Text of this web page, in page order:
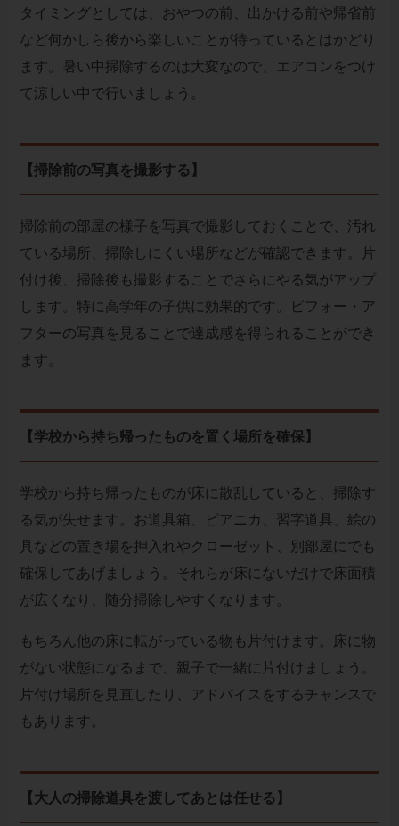
タイミングとしては、おやつの前、出かける前や帰省前
など何かしら後から楽しいことが待っているとはかどり
ます。暑い中掃除するのは大変なので、エアコンをつけ
て涼しい中で行いましょう。
【掃除前の写真を撮影する】
掃除前の部屋の様子を写真で撮影しておくことで、汚れ
ている場所、掃除しにくい場所などが確認できます。片
付け後、掃除後も撮影することでさらにやる気がアップ
します。特に高学年の子供に効果的です。ビフォー・ア
フターの写真を見ることで達成感を得られることができ
ます。
【学校から持ち帰ったものを置く場所を確保】
学校から持ち帰ったものが床に散乱していると、掃除す
る気が失せます。お道具箱、ピアニカ、習字道具、絵の
具などの置き場を押入れやクローゼット、別部屋にでも
確保してあげましょう。それらが床にないだけで床面積
が広くなり、随分掃除しやすくなります。
もちろん他の床に転がっている物も片付けます。床に物
がない状態になるまで、親子で一緒に片付けましょう。
片付け場所を見直したり、アドバイスをするチャンスで
もあります。
【大人の掃除道具を渡してあとは任せる】